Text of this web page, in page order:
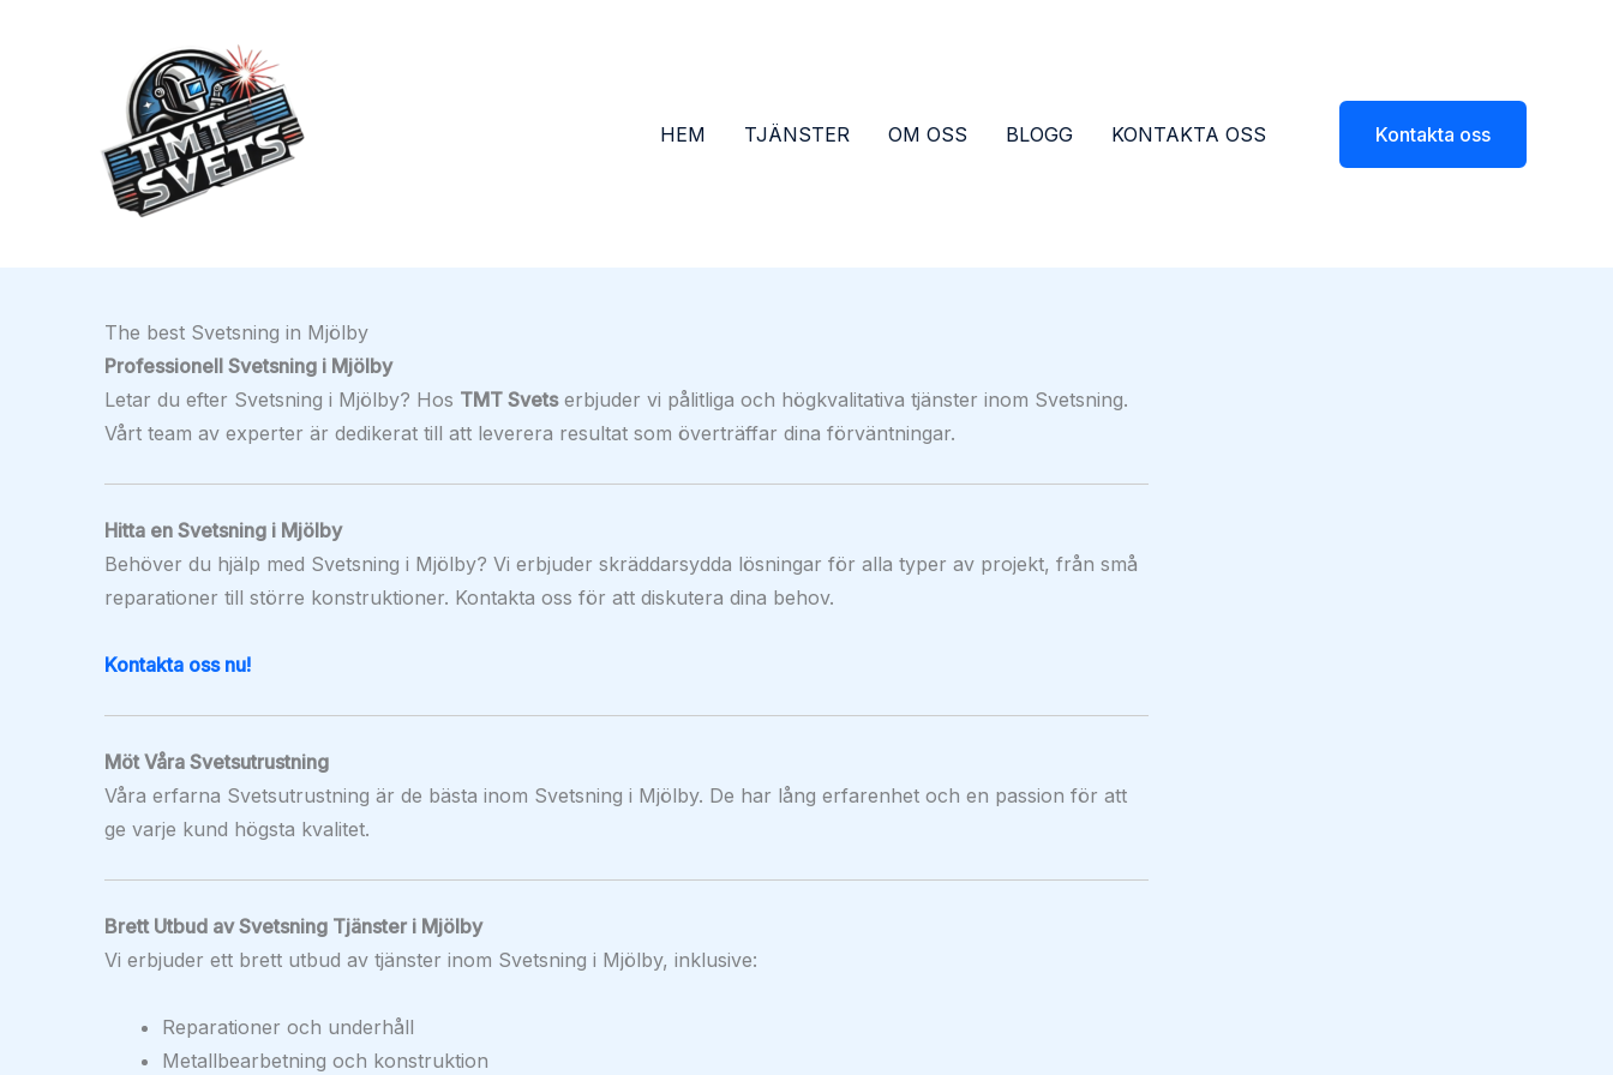
HEM TJÄNSTER OM OSS BLOGG KONTAKTA OSS Kontakta oss
The best Svetsning in Mjölby
Professionell Svetsning i Mjölby
Letar du efter Svetsning i Mjölby? Hos TMT Svetserbjuder vi pålitliga och högkvalitativa tjänster inom Svetsning.
Vårt team av experter är dedikerat till att leverera resultat som överträffar dina förväntningar.
Hitta en Svetsning i Mjölby
Behöver du hjälp med Svetsning i Mjölby? Vi erbjuder skräddarsydda lösningar för alla typer av projekt, från små
reparationer till större konstruktioner. Kontakta oss för att diskutera dina behov.
Kontakta oss nu!
Möt Våra Svetsutrustning
Våra erfarna Svetsutrustning är de bästa inom Svetsning i Mjölby. De har lång erfarenhet och en passion för att
ge varje kund högsta kvalitet.
Brett Utbud av Svetsning Tjänster i Mjölby
Vi erbjuder ett brett utbud av tjänster inom Svetsning i Mjölby, inklusive:
Reparationer och underhåll
Metallbearbetning och konstruktion